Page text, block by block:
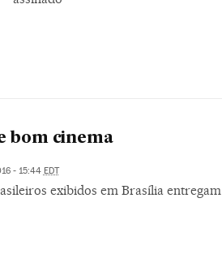
bom cinema
- 15:44 EDT
exibidos em Brasília entregam